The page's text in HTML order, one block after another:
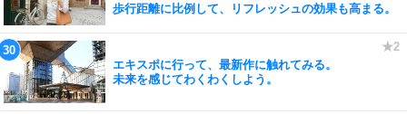
歩行距離に比例して、リフレッシュの効果も高まる。
エキスポに行って、最新作に触れてみる。
未来を感じてわくわくしよう。